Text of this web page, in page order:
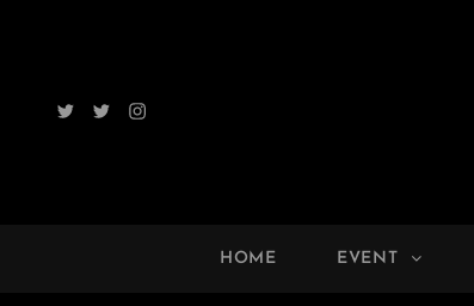
TwitterRadioInstagram
HOME EVENT